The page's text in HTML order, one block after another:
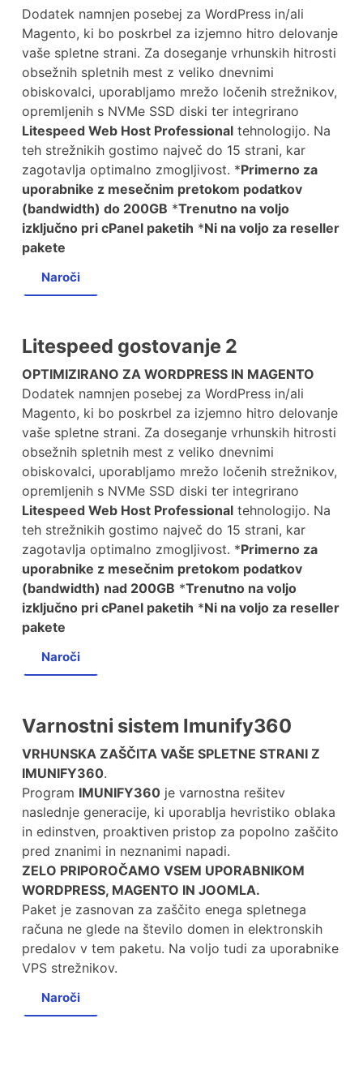
Dodatek namnjen posebej za WordPress in/ali
Magento, ki bo poskrbel za izjemno hitro delovanje
vaše spletne strani. Za doseganje vrhunskih hitrosti
obsežnih spletnih mest z veliko dnevnimi
obiskovalci, uporabljamo mrežo ločenih strežnikov,
opremljenih s NVMe SSD diski ter integrirano
Litespeed Web Host Professional tehnologijo. Na
teh strežnikih gostimo največ do 15 strani, kar
zagotavlja optimalno zmogljivost. *Primerno za
uporabnike z mesečnim pretokom podatkov
(bandwidth) do 200GB *Trenutno na voljo
izključno pri cPanel paketih *Ni na voljo za reseller
pakete
Naroči
Litespeed gostovanje 2
OPTIMIZIRANO ZA WORDPRESS IN MAGENTO
Dodatek namnjen posebej za WordPress in/ali
Magento, ki bo poskrbel za izjemno hitro delovanje
vaše spletne strani. Za doseganje vrhunskih hitrosti
obsežnih spletnih mest z veliko dnevnimi
obiskovalci, uporabljamo mrežo ločenih strežnikov,
opremljenih s NVMe SSD diski ter integrirano
Litespeed Web Host Professional tehnologijo. Na
teh strežnikih gostimo največ do 15 strani, kar
zagotavlja optimalno zmogljivost. *Primerno za
uporabnike z mesečnim pretokom podatkov
(bandwidth) nad 200GB *Trenutno na voljo
izključno pri cPanel paketih *Ni na voljo za reseller
pakete
Naroči
Varnostni sistem Imunify360
VRHUNSKA ZAŠČITA VAŠE SPLETNE STRANI Z
IMUNIFY360.
Program IMUNIFY360 je varnostna rešitev
naslednje generacije, ki uporablja hevristiko oblaka
in edinstven, proaktiven pristop za popolno zaščito
pred znanimi in neznanimi napadi.
ZELO PRIPOROČAMO VSEM UPORABNIKOM
WORDPRESS, MAGENTO IN JOOMLA.
Paket je zasnovan za zaščito enega spletnega
računa ne glede na število domen in elektronskih
predalov v tem paketu. Na voljo tudi za uporabnike
VPS strežnikov.
Naroči